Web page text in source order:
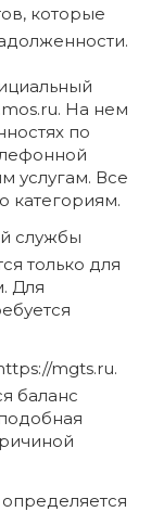
которые
На нем
по
услугам. Все
категориям.
службы
только для
Для
mgts.ru.
баланс